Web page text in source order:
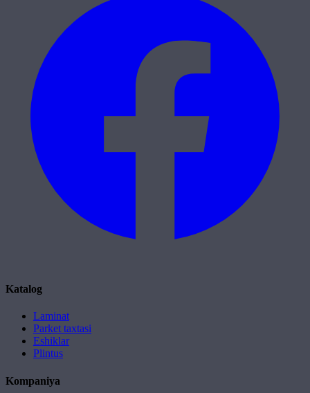
Katalog
Laminat
Parket taxtasi
Eshiklar
Plintus
Kompaniya